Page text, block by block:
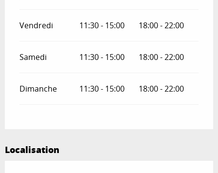
Vendredi 11:30 - 15:00 18:00 - 22:00
Samedi 11:30 - 15:00 18:00 - 22:00
Dimanche 11:30 - 15:00 18:00 - 22:00
Localisation